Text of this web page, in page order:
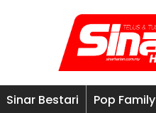
Sinar Bestari Pop Family